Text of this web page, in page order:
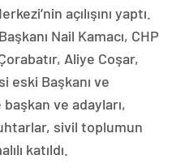
açılışını yaptı.
Nail Kamacı, CHP
Aliye Coşar,
eski Başkanı ve
ve adayları,
sivil toplumun
katıldı.